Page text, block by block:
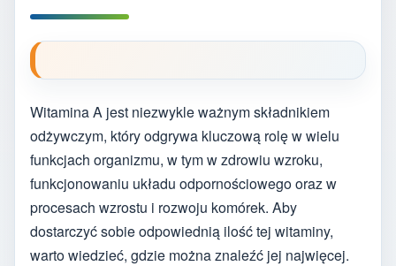
Witamina A jest niezwykle ważnym składnikiem
odżywczym, który odgrywa kluczową rolę w wielu
funkcjach organizmu, w tym w zdrowiu wzroku,
funkcjonowaniu układu odpornościowego oraz w
procesach wzrostu i rozwoju komórek. Aby
dostarczyć sobie odpowiednią ilość tej witaminy,
warto wiedzieć, gdzie można znaleźć jej najwięcej.